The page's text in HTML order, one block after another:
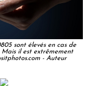
sont élevés en cas de
il est extrêmement
- Auteur